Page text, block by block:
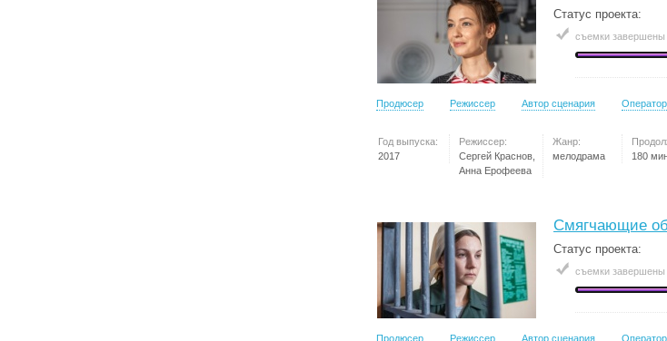
Статус проекта:
съемки завершены
Продюсер Режиссер Автор сценария Оператор
Год выпуска:
2017
Режиссер:
Сергей Краснов,
Анна Ерофеева
Жанр:
мелодрама
180
Смягчающие
Статус проекта:
съемки завершены
Продюсер Режиссер Автор сценария Оператор